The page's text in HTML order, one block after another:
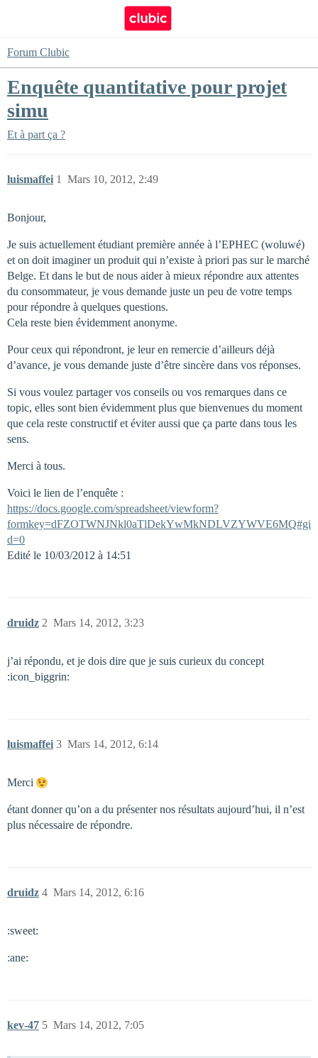
Forum Clubic
Enquête quantitative pour projet
simu
Et à part ça ?
luismaffei Mars 10, 2012, 2:49
1
Bonjour,
Je suis actuellement étudiant première année à l’EPHEC (woluwé)
et on doit imaginer un produit qui n’existe à priori pas sur le marché
Belge. Et dans le but de nous aider à mieux répondre aux attentes
du consommateur, je vous demande juste un peu de votre temps
pour répondre à quelques questions.
Cela reste bien évidemment anonyme.
Pour ceux qui répondront, je leur en remercie d’ailleurs déjà
d’avance, je vous demande juste d’être sincère dans vos réponses.
Si vous voulez partager vos conseils ou vos remarques dans ce
topic, elles sont bien évidemment plus que bienvenues du moment
que cela reste constructif et éviter aussi que ça parte dans tous les
sens.
Merci à tous.
Voici le lien de l’enquête :
https://docs.google.com/spreadsheet/viewform?
formkey=dFZOTWNJNkl0aTlDekYwMkNDLVZYWVE6MQ#gi
d=0
Edité le 10/03/2012 à 14:51
druidz Mars 14, 2012, 3:23
2
j’ai répondu, et je dois dire que je suis curieux du concept
:icon_biggrin:
luismaffei Mars 14, 2012, 6:14
3
Merci
étant donner qu’on a du présenter nos résultats aujourd’hui, il n’est
plus nécessaire de répondre.
druidz Mars 14, 2012, 6:16
4
:sweet:
:ane:
kev-47 Mars 14, 2012, 7:05
5